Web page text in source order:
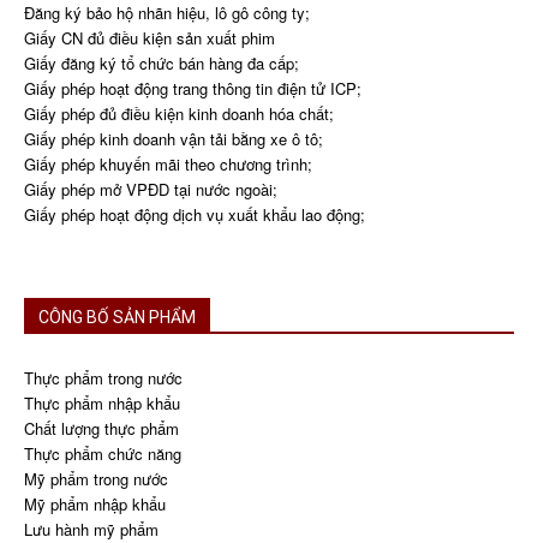
Đăng ký bảo hộ nhãn hiệu, lô gô công ty;
Giấy CN đủ điều kiện sản xuất phim
Giấy đăng ký tổ chức bán hàng đa cấp;
Giấy phép hoạt động trang thông tin điện tử ICP;
Giấy phép đủ điều kiện kinh doanh hóa chất;
Giấy phép kinh doanh vận tải bằng xe ô tô;
Giấy phép khuyến mãi theo chương trình;
Giấy phép mở VPĐD tại nước ngoài;
Giấy phép hoạt động dịch vụ xuất khẩu lao động;
CÔNG BỐ SẢN PHẨM
Thực phẩm trong nước
Thực phẩm nhập khẩu
Chất lượng thực phẩm
Thực phẩm chức năng
Mỹ phẩm trong nước
Mỹ phẩm nhập khẩu
Lưu hành mỹ phẩm